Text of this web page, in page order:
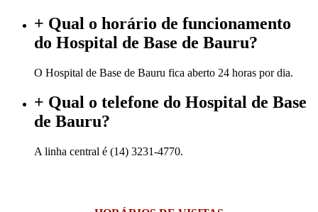
+ Qual o horário de funcionamento
do Hospital de Base de Bauru?
O Hospital de Base de Bauru fica aberto 24 horas por dia.
+ Qual o telefone do Hospital de Base
de Bauru?
A linha central é (14) 3231-4770.